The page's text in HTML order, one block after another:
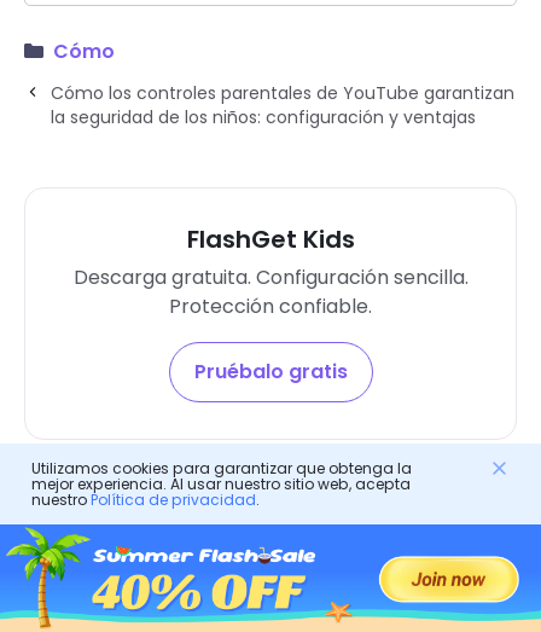
Cómo
Cómo los controles parentales de YouTube garantizan
la seguridad de los niños: configuración y ventajas
FlashGet Kids
Descarga gratuita. Configuración sencilla.
Protección confiable.
Pruébalo gratis
kidcaring
kidcaring, redactor jefe de FlashGet Kids.
Utilizamos cookies para garantizar que obtenga la
mejor experiencia. Al usar nuestro sitio web, acepta
nuestroPolítica de privacidad.